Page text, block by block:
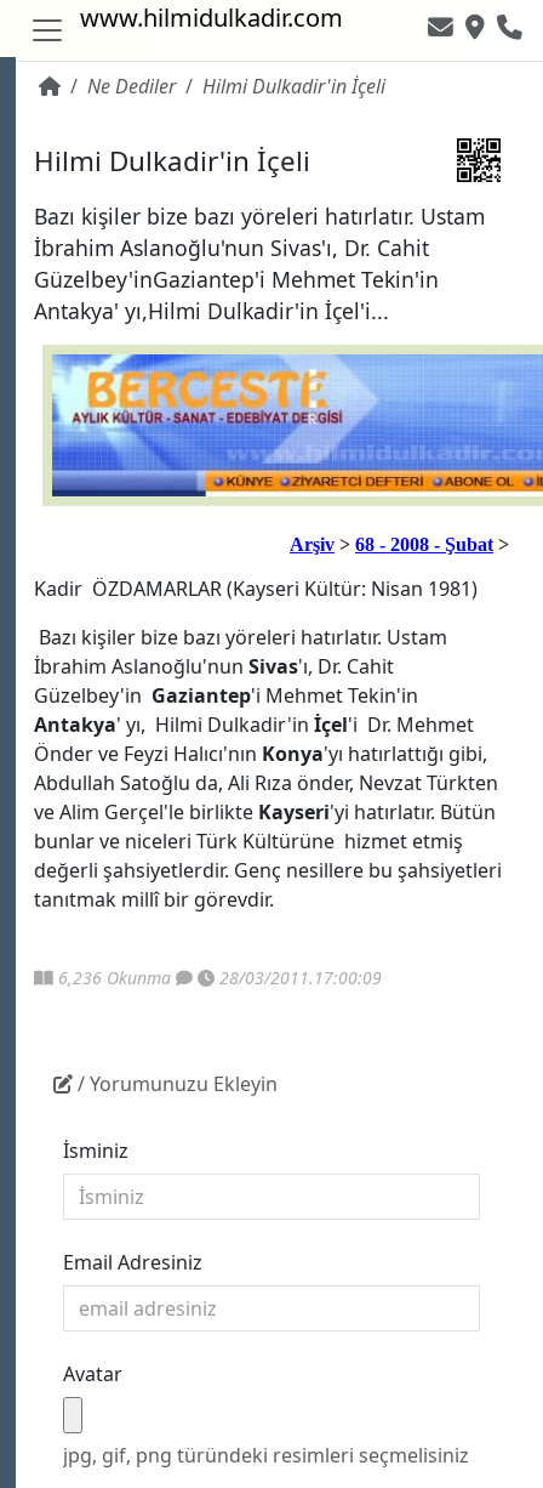
www.hilmidulkadir.com
Ne Dediler Hilmi Dulkadir'in İçeli
Hilmi Dulkadir'in İçeli
Bazı kişiler bize bazı yöreleri hatırlatır. Ustam
İbrahim Aslanoğlu'nun Sivas'ı, Dr. Cahit
Güzelbey'inGaziantep'i Mehmet Tekin'in
Antakya' yı,Hilmi Dulkadir'in İçel'i...
Arşiv > 68 - 2008 - Şubat >
Kadir ÖZDAMARLAR (Kayseri Kültür: Nisan 1981)
Bazı kişiler bize bazı yöreleri hatırlatır. Ustam
İbrahim Aslanoğlu'nun Sivas'ı, Dr. Cahit
Güzelbey'in Gaziantep'i Mehmet Tekin'in
Antakya' yı, Hilmi Dulkadir'in İçel'i Dr. Mehmet
Önder ve Feyzi Halıcı'nın Konya'yı hatırlattığı gibi,
Abdullah Satoğlu da, Ali Rıza önder, Nevzat Türkten
ve Alim Gerçel'le birlikte Kayseri'yi hatırlatır. Bütün
bunlar ve niceleri Türk Kültürüne hizmet etmiş
değerli şahsiyetlerdir. Genç nesillere bu şahsiyetleri
tanıtmak millî bir görevdir.
6,236 Okunma 28/03/2011.17:00:09
/ Yorumunuzu Ekleyin
İsminiz
Email Adresiniz
Avatar
jpg, gif, png türündeki resimleri seçmelisiniz